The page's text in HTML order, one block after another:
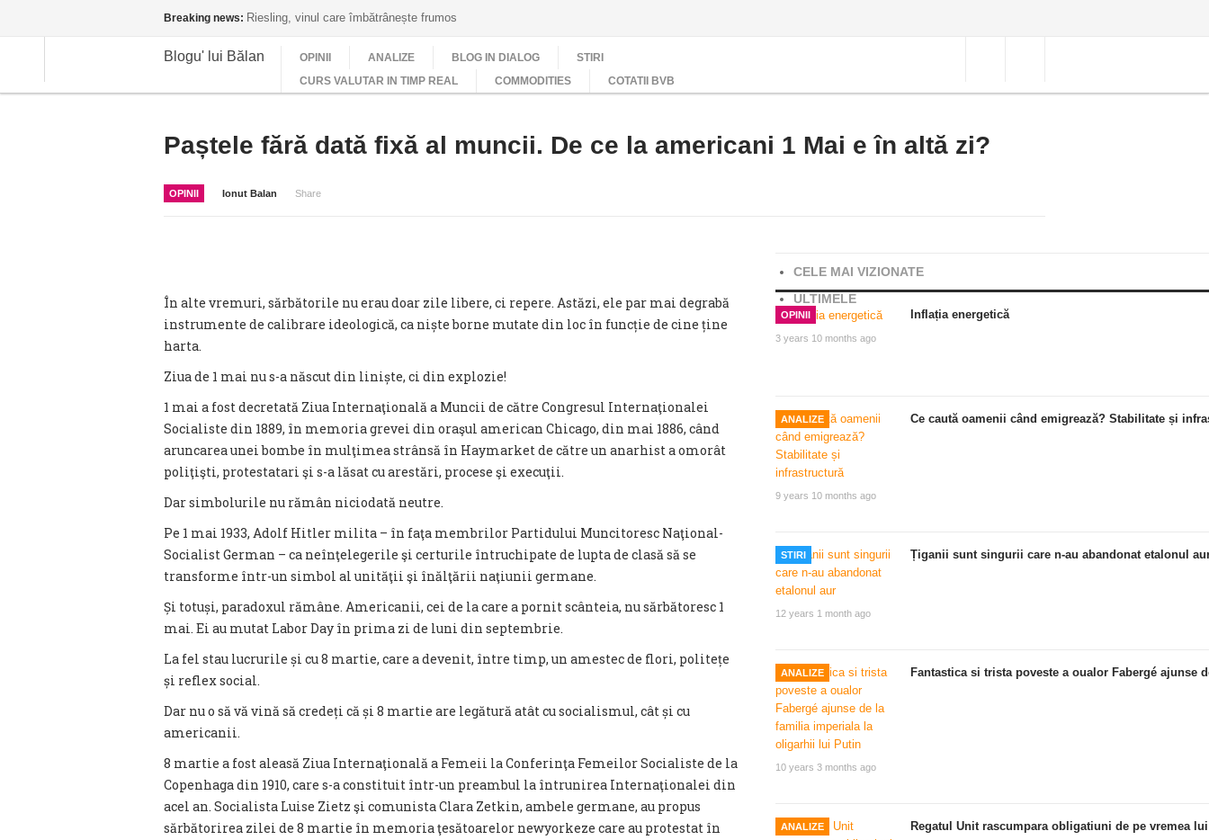
Breaking news: Riesling, vinul care îmbătrânește frumos
Blogu' lui Bălan OPINII ANALIZE BLOG IN DIALOG
STIRI
CURS VALUTAR IN TIMP REAL
COMMODITIES COTATII BVB
Paștele fără dată fixă al muncii. De ce la americani 1 Mai e în altă zi?
OPINII Ionut Balan Share
În alte vremuri, sărbătorile nu erau doar zile libere, ci repere. Astăzi, ele par mai degrabă
instrumente de calibrare ideologică, ca niște borne mutate din loc în funcție de cine ține
harta.
Ziua de 1 mai nu s-a născut din liniște, ci din explozie!
1 mai a fost decretată Ziua Internaţională a Muncii de către Congresul Internaţionalei
Socialiste din 1889, în memoria grevei din oraşul american Chicago, din mai 1886, când
aruncarea unei bombe în mulţimea strânsă în Haymarket de către un anarhist a omorât
poliţişti, protestatari şi s-a lăsat cu arestări, procese şi execuţii.
Dar simbolurile nu rămân niciodată neutre.
Pe 1 mai 1933, Adolf Hitler milita – în faţa membrilor Partidului Muncitoresc Naţional-
Socialist German – ca neînţelegerile şi certurile întruchipate de lupta de clasă să se
transforme într-un simbol al unităţii şi înălţării naţiunii germane.
Și totuși, paradoxul rămâne. Americanii, cei de la care a pornit scânteia, nu sărbătoresc 1
mai. Ei au mutat Labor Day în prima zi de luni din septembrie.
La fel stau lucrurile și cu 8 martie, care a devenit, între timp, un amestec de flori, politețe
și reflex social.
Dar nu o să vă vină să credeți că și 8 martie are legătură atât cu socialismul, cât și cu
americanii.
8 martie a fost aleasă Ziua Internaţională a Femeii la Conferinţa Femeilor Socialiste de la
Copenhaga din 1910, care s-a constituit într-un preambul la întrunirea Internaţionalei din
acel an. Socialista Luise Zietz şi comunista Clara Zetkin, ambele germane, au propus
sărbătorirea zilei de 8 martie în memoria ţesătoarelor newyorkeze care au protestat în
CELE MAI VIZIONATE
ULTIMELE
OPINII
3 years 10 months ago
Inflația energetică
ANALIZE
9 years 10 months ago
Ce caută oamenii când emigrează? Stabilitate și
STIRI
12 years 1 month ago
Țiganii sunt singurii care n-au abandonat etalonul
ANALIZE
10 years 3 months ago
Fantastica si trista poveste a oualor Fabergé
ANALIZE Regatul Unit rascumpara obligatiuni de pe vremea